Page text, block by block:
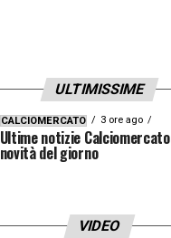
ULTIMISSIME
CALCIOMERCATO 3 ore ago
Ultime notizie
novità del giorno
VIDEO